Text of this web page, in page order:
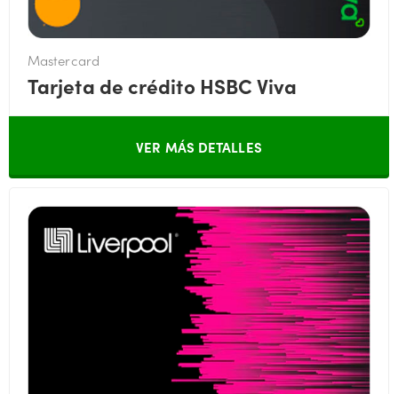
Mastercard
Tarjeta de crédito HSBC Viva
VER MÁS DETALLES